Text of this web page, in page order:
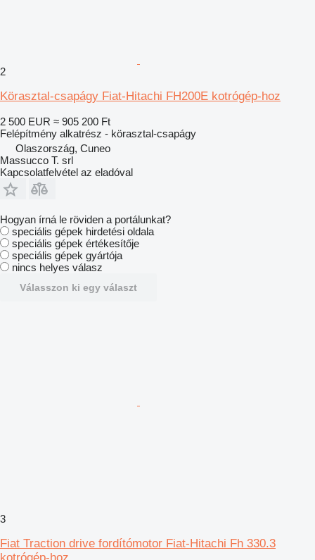
2
Körasztal-csapágy Fiat-Hitachi FH200E kotrógép-hoz
2 500 EUR ≈ 905 200 Ft
Felépítmény alkatrész - körasztal-csapágy
Olaszország, Cuneo
Massucco T. srl
Kapcsolatfelvétel az eladóval
Hogyan írná le röviden a portálunkat?
speciális gépek hirdetési oldala
speciális gépek értékesítője
speciális gépek gyártója
nincs helyes válasz
Válasszon ki egy választ
3
Fiat Traction drive fordítómotor Fiat-Hitachi Fh 330.3